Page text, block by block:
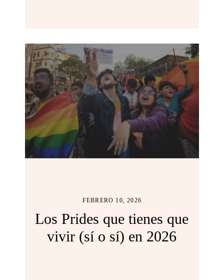
FEBRERO 10, 2026
Los Prides que tienes que
vivir (sí o sí) en 2026